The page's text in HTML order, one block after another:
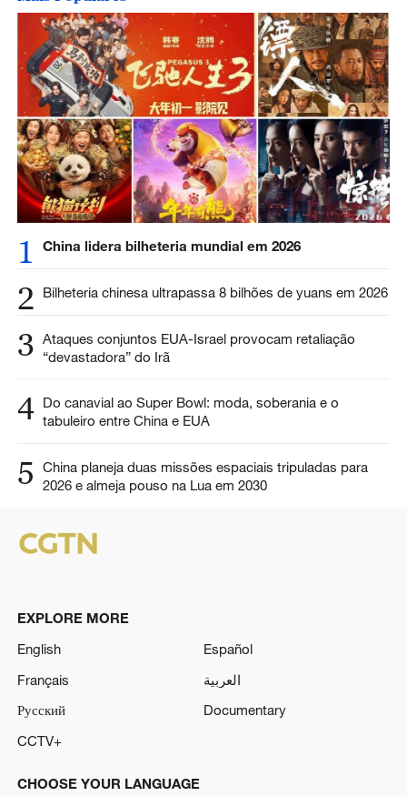
1 China lidera bilheteria mundial em 2026
2 Bilheteria chinesa ultrapassa 8 bilhões de yuans em 2026
3 Ataques conjuntos EUA-Israel provocam retaliação
“devastadora” do Irã
4 Do canavial ao Super Bowl: moda, soberania e o
tabuleiro entre China e EUA
5
China planeja duas missões espaciais tripuladas para
2026 e almeja pouso na Lua em 2030
EXPLORE MORE
English
Español
Français
العربية
Русский
Documentary
CCTV+
CHOOSE YOUR LANGUAGE